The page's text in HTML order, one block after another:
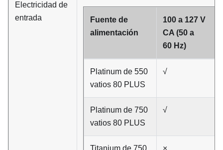
Electricidad de
entrada
Fuente de
alimentación
100 a 127 V
CA (50 a
60 Hz)
Platinum de 550
vatios 80 PLUS
√
Platinum de 750
vatios 80 PLUS
√
Titanium de 750
×